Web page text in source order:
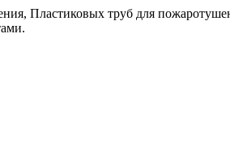
Пластиковых труб для